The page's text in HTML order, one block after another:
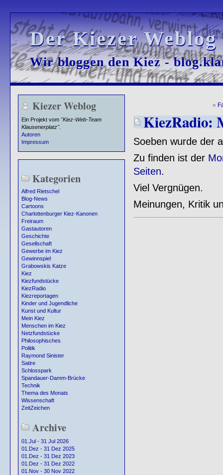
Der Kiezer
Der Kiezer
Wir bloggen den Kiez -
Wir bloggen den Kiez -
Kiezer Weblog
Ein Projekt vom "Kiez-Web-Team
Klausenerplatz".
Autoren
Impressum
Kategorien
Alfred Rietschel
Blog-News
Cartoons
Charlottenburger Kiez-Kanonen
Freiraum
Gastautoren
Geschichte
Gesellschaft
Gewerbe im Kiez
Gewinnspiel
Grabowskis Katze
Kiez
Kiezfundstücke
KiezRadio
Kiezreportagen
Kinder und Jugendliche
Kunst und Kultur
Mein Kiez
Menschen im Kiez
Netzfundstücke
Philosophisches
Politik
Raymond Sinister
Satire
Schlosspark
Spandauer-Damm-Brücke
Technik
Thema des Monats
Wissenschaft
ZeitZeichen
Archive
01.Jul - 31 Jul 2026
01.Dez - 31 Dez 2025
01.Dez - 31 Dez 2023
01.Dez - 31 Dez 2022
01.Nov - 30 Nov 2022
«
KiezRadio:
Soeben wurde der
Zu finden ist der
Seiten.
Viel Vergnügen.
Meinungen, Kritik